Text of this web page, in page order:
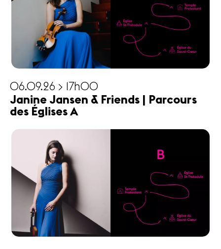
06.09.26 > 17h00
Janine Jansen & Friends | Parcours
des Églises A